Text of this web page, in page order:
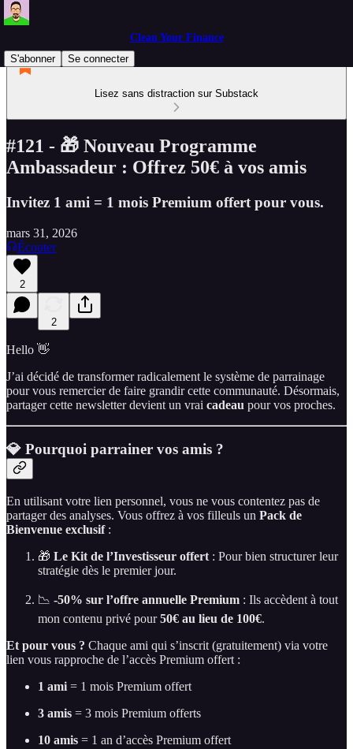
Clean Your Finance
S'abonner
Se connecter
Lisez sans distraction sur Substack
#121 - 🎁 Nouveau Programme
Ambassadeur : Offrez 50€ à vos amis
Invitez 1 ami = 1 mois Premium offert pour vous.
mars 31, 2026
Écouter
2
2
Hello 👋
J’ai décidé de transformer radicalement le système de parrainage
pour vous remercier de faire grandir cette communauté. Désormais,
partager cette newsletter devient un vrai cadeau pour vos proches.
💎 Pourquoi parrainer vos amis ?
En utilisant votre lien personnel, vous ne vous contentez pas de
partager des analyses. Vous offrez à vos filleuls un Pack de
Bienvenue exclusif:
🎁 Le Kit de l’Investisseur offert : Pour bien structurer leur
stratégie dès le premier jour.
📉 -50% sur l’offre annuelle Premium : Ils accèdent à tout
mon contenu privé pour50€ au lieu de 100€.
Et pour vous ? Chaque ami qui s’inscrit (gratuitement) via votre
lien vous rapproche de l’accès Premium offert :
1 ami = 1 mois Premium offert
3 amis = 3 mois Premium offerts
10 amis = 1 an d’accès Premium offert